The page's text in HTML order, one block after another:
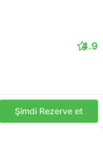
4.9
Şimdi Rezerve et